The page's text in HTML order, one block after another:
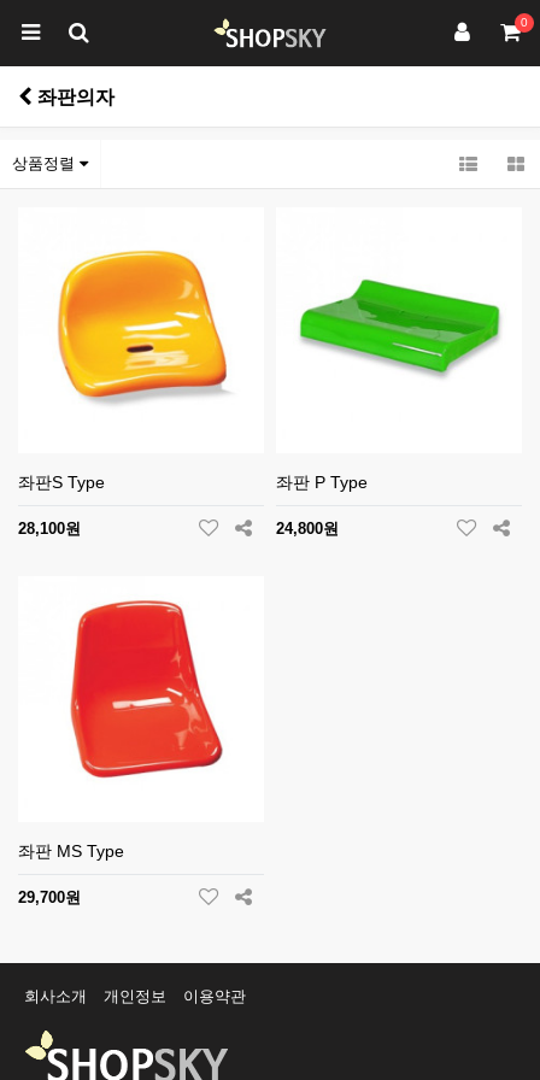
0
좌판의자
상품정렬
좌판S Type
28,100원
좌판 P Type
24,800원
좌판 MS Type
29,700원
회사소개 개인정보 이용약관